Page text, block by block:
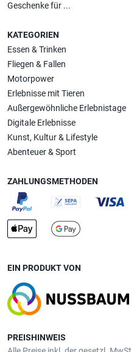
Geschenke für ...
KATEGORIEN
Essen & Trinken
Fliegen & Fallen
Motorpower
Erlebnisse mit Tieren
Außergewöhnliche Erlebnistage
Digitale Erlebnisse
Kunst, Kultur & Lifestyle
Abenteuer & Sport
ZAHLUNGSMETHODEN
EIN PRODUKT VON
PREISHINWEIS